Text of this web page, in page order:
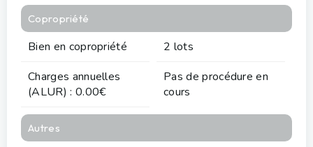
Copropriété
Bien en copropriété
2 lots
Charges annuelles
(ALUR) : 0.00€
Pas de procédure en
cours
Autres